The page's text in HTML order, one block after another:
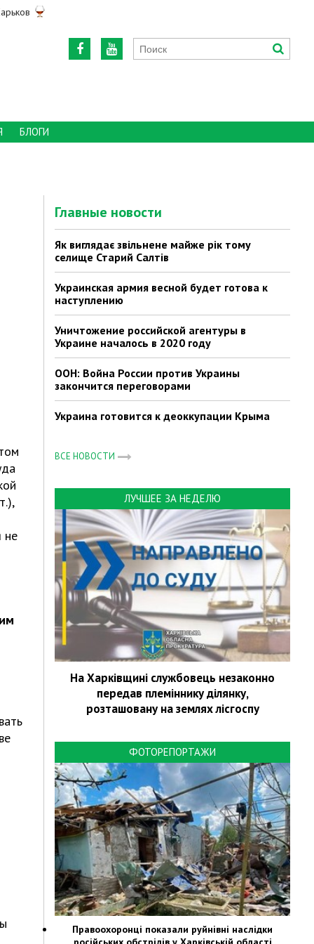
БЛОГИ
не
Главные новости
Як виглядає звільнене майже рік тому
селище Старий Салтів
Украинская армия весной будет готова к
наступлению
Уничтожение российской агентуры в
Украине началось в 2020 году
ООН: Война России против Украины
закончится переговорами
Украина готовится к деоккупации Крыма
ВСЕ НОВОСТИ
ЛУЧШЕЕ ЗА НЕДЕЛЮ
На Харківщині службовець незаконно
передав племіннику ділянку,
розташовану на землях лісгоспу
ФОТОРЕПОРТАЖИ
Правоохоронці показали руйнівні наслідки